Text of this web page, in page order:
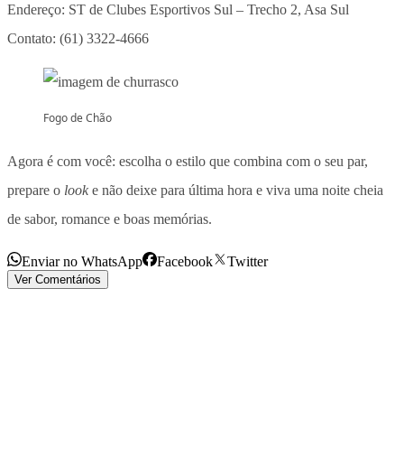
Endereço: ST de Clubes Esportivos Sul – Trecho 2, Asa Sul
Contato: (61) 3322-4666
Fogo de Chão
Agora é com você: escolha o estilo que combina com o seu par,
prepare o look e não deixe para última hora e viva uma noite cheia
de sabor, romance e boas memórias.
Enviar no WhatsApp Facebook Twitter
Ver Comentários